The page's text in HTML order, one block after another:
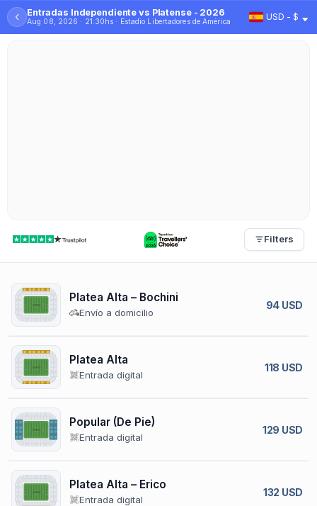
‹ Entradas Independiente vs Platense - 2026
Aug 08, 2026 · 21:30hs · Estadio Libertadores de América USD - $
Filters
Platea Alta – Bochini
Envío a domicilio
94 USD
Platea Alta
Entrada digital
118 USD
Popular (De Pie)
Entrada digital
129 USD
Platea Alta – Erico
Entrada digital
132 USD